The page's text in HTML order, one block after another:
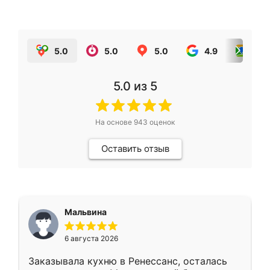
5.0 5.0 5.0 4.9
5.0 из 5
На основе 943 оценок
Оставить отзыв
Мальвина
6 августа 2026
Заказывала кухню в Ренессанс, осталась